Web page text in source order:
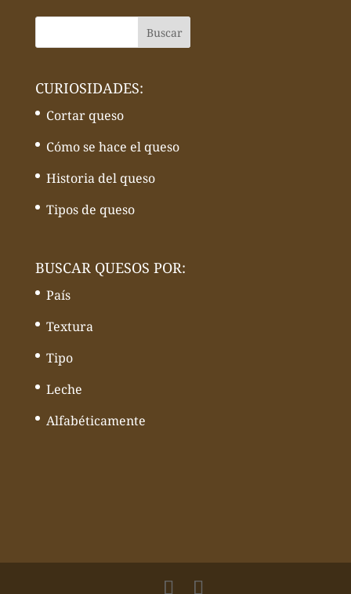
CURIOSIDADES:
Cortar queso
Cómo se hace el queso
Historia del queso
Tipos de queso
BUSCAR QUESOS POR:
País
Textura
Tipo
Leche
Alfabéticamente